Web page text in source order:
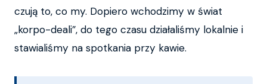
czują to, co my. Dopiero wchodzimy w świat
„korpo-deali”, do tego czasu działaliśmy lokalnie i
stawialiśmy na spotkania przy kawie.